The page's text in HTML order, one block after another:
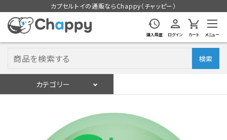
カプセルトイの通販ならChappy（チャッピー）
購入履歴 ログイン カート メニュー
検索
カテゴリー
入荷スケジュールをチェック